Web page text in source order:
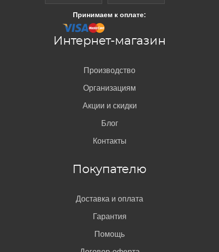
Принимаем к оплате:
Интернет-магазин
Производство
Организациям
Акции и скидки
Блог
Контакты
Покупателю
Доставка и оплата
Гарантия
Помощь